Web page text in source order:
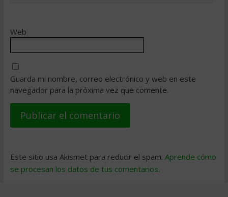
Web
Guarda mi nombre, correo electrónico y web en este
navegador para la próxima vez que comente.
Este sitio usa Akismet para reducir el spam. Aprende cómo
se procesan los datos de tus comentarios.